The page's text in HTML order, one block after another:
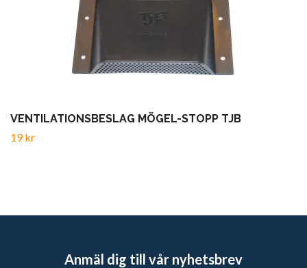
VENTILATIONSBESLAG MÖGEL-STOPP TJB
19 kr
Anmäl dig till vår nyhetsbrev